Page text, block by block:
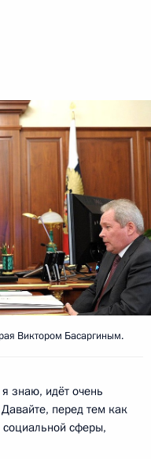
Виктором Басаргиным.
знаю, идёт очень
перед тем как
социальной сферы,